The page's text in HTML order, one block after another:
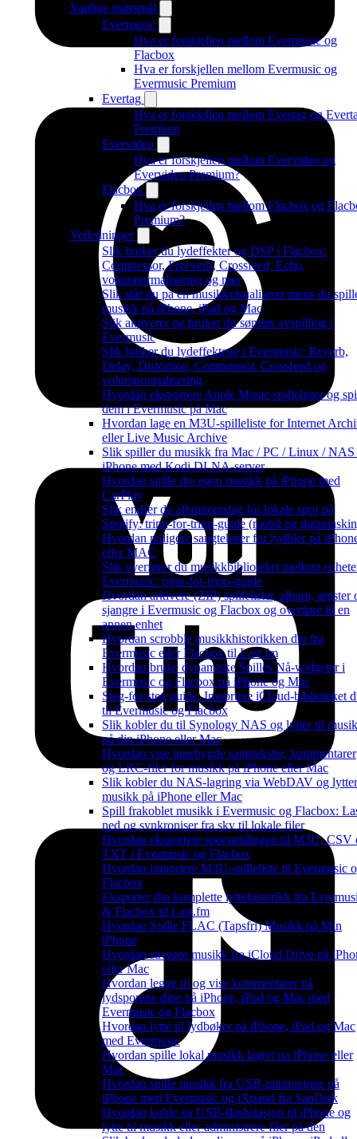
Vanlige spørsmål
Evermusic
Hva er forskjellen mellom Evermusic og
Flacbox
Hva er forskjellen mellom Evermusic og
Evermusic Premium
Evertag
Hva er forskjellen mellom Evertag og
Premium
Evervideo
Hva er forskjellen mellom Evervideo og
Evervideo Premium?
Flacbox
Hva er forskjellen mellom Flacbox og
Premium?
Veiledninger
Slik bruker du lydeffekter og DSP i Flacbox:
Compressor, Freeverb, Crossfeed, Echo,
volumnormalisering og mer
Slik slår du på en musikkvisualiserer mens du
musikk på iPhone, iPad og Mac
Slik aktiverer og bruker du sømløs avspilling i
Evermusic
Slik bruker du lydeffektene i Evermusic: Reverb,
Delay, Distortion, Compressor, Crossfeed og
volumnormalisering
Hvordan eksportere Apple Music-spillelister og
dem i Evermusic på Mac
Hvordan lage en M3U-spilleliste for Internet
eller Live Music Archive
Slik spiller du musikk fra Mac / PC / Linux / NAS
iPhone med Kodi DLNA-server
Hvordan spille din egen musikk på iPhone med
CarPlay
Slik endrer du albumomslag for lokale spor på
Spotify: trinn-for-trinn-guide (mobil og
Hvordan redigere sangtekster for lydfiler på
eller MAC
Slik overfører du musikkbiblioteket mellom
Evermusic: trinn-for-trinn-guide
Hvordan arkivere (ZIP) spillelister, album, artister
sjangre i Evermusic og Flacbox og overføre til en
annen enhet
Hvordan scrobble musikkhistorikken din fra
Evermusic eller Flacbox til Last.fm
Hvordan bruke dynamiske Spilles Nå-widgeter i
Evermusic og Flacbox på iPhone og Mac
Steg-for-steg guide: Importere iCloud-biblioteket
til Evermusic og Flacbox
Slik kobler du til Synology NAS og lytter til
på din iPhone eller Mac
Hvordan vise innebygde sangtekster, kommentarer
og LRC-filer for musikk på iPhone eller Mac
Slik kobler du NAS-lagring via WebDAV og
musikk på iPhone eller Mac
Spill frakoblet musikk i Evermusic og Flacbox:
ned og synkroniser fra sky til lokale filer
Hvordan eksportere sporsamlingen til M3U, CSV
TXT i Evermusic og Flacbox
Hvordan importere M3U-spilleliste til Evermusic
Flacbox
Eksporter din komplette lyttehistorikk fra
& Flacbox til Last.fm
Hvordan Spille FLAC (Tapsfri) Musikk på Min
iPhone
Hvordan streame musikk fra iCloud Drive på
eller Mac
Hvordan legge til og vise kommentarer på
lydsporene dine på iPhone, iPad og Mac med
Evermusic og Flacbox
Hvordan lytte til lydbøker på iPhone, iPad og Mac
med Evermusic
Hvordan spille lokal musikk lagret pa iPhone eller
Mac
Hvordan spille musikk fra USB-minnepinne på
iPhone med Evermusic og iXpand fra SanDisk
Hvordan koble en USB-flashstasjon til iPhone og
lytte til musikk eller administrere filer på den